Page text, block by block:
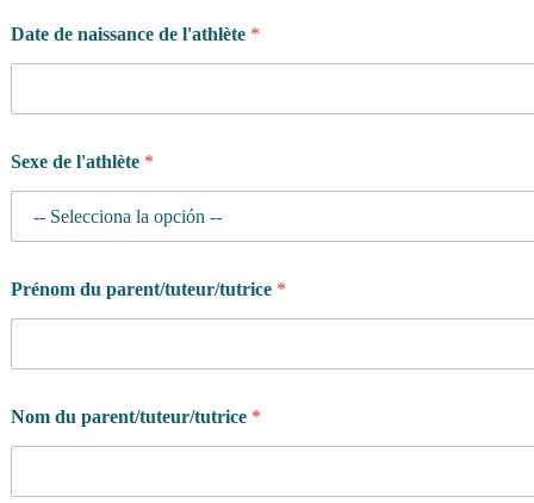
Date de naissance de l'athlète *
Sexe de l'athlète *
Prénom du parent/tuteur/tutrice *
Nom du parent/tuteur/tutrice *